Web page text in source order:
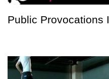
Public Provocations I